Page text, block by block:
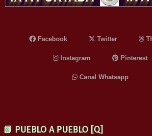
Facebook Twitter
Instagram Pinterest
Canal Whatsapp
📗 PUEBLO A PUEBLO [Q]